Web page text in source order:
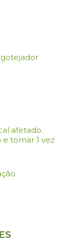
afetado.
e tomar 1 vez